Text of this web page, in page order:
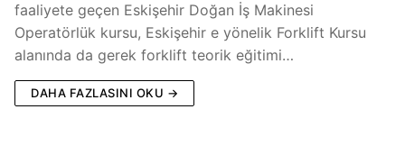
faaliyete geçen Eskişehir Doğan İş Makinesi
Operatörlük kursu, Eskişehir e yönelik Forklift Kursu
alanında da gerek forklift teorik eğitimi…
DAHA FAZLASINI OKU →